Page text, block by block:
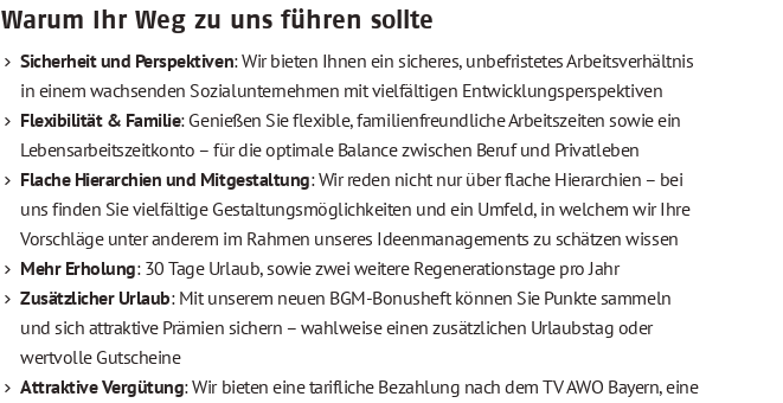
Warum Ihr Weg zu uns führen sollte
Sicherheit und Perspektiven: Wir bieten Ihnen ein sicheres, unbefristetes Arbeitsverhältnis
in einem wachsenden Sozialunternehmen mit vielfältigen Entwicklungsperspektiven
Flexibilität & Familie: Genießen Sie flexible, familienfreundliche Arbeitszeiten sowie ein
Lebensarbeitszeitkonto – für die optimale Balance zwischen Beruf und Privatleben
Flache Hierarchien und Mitgestaltung: Wir reden nicht nur über flache Hierarchien – bei
uns finden Sie vielfältige Gestaltungsmöglichkeiten und ein Umfeld, in welchem wir Ihre
Vorschläge unter anderem im Rahmen unseres Ideenmanagements zu schätzen wissen
Mehr Erholung: 30 Tage Urlaub, sowie zwei weitere Regenerationstage pro Jahr
Zusätzlicher Urlaub: Mit unserem neuen BGM-Bonusheft können Sie Punkte sammeln
und sich attraktive Prämien sichern – wahlweise einen zusätzlichen Urlaubstag oder
wertvolle Gutscheine
Attraktive Vergütung: Wir bieten eine tarifliche Bezahlung nach dem TV AWO Bayern, eine